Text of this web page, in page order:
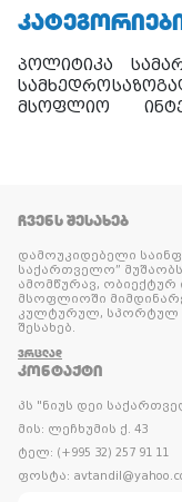
პოლიტიკა
სამხედრო
მსოფლიო
ᲩᲕᲔᲜᲡ ᲨᲔᲡᲐᲮᲔᲑ
დამოუკიდებელი
საქართველო”
ამომწურავ,
მსოფლიოში
კულტურულ, სპორტულ
შესახებ.
ᲕᲠᲪᲚᲐᲓ
ᲙᲝᲜᲢᲐᲥᲢᲘ
პს "ნიუს დეი
მის: ლეჩხუმის ქ. 43
ტელ: (+995 32) 257 91 11
ფოსტა: